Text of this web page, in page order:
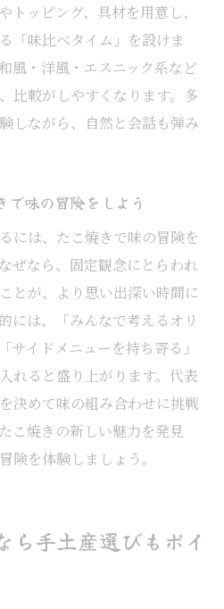
トッピング、具材を用意し、
「味比べタイム」を設けま
風・洋風・エスニック系など
比較がしやすくなります。多
しながら、自然と会話も弾み
で味の冒険をしよう
には、たこ焼きで味の冒険を
ぜなら、固定観念にとらわれ
とが、より思い出深い時間に
には、「みんなで考えるオリ
サイドメニューを持ち寄る」
れると盛り上がります。代表
決めて味の組み合わせに挑戦
こ焼きの新しい魅力を発見
険を体験しましょう。
ら手土産選びもポイ